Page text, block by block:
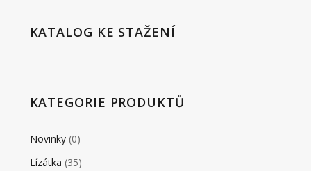
KATALOG KE STAŽENÍ
KATEGORIE PRODUKTŮ
Novinky (0)
Lízátka (35)